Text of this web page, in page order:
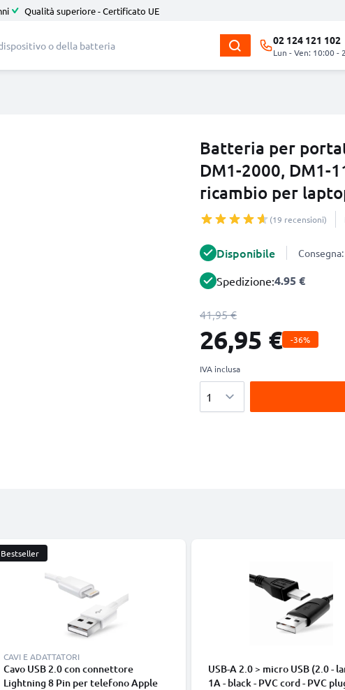
Qualità superiore - Certificato UE
02 124 121 102
Lun - Ven: 10:00 -
Batteria per
DM1-2000, DM1-
ricambio per
(19 recensioni)
Disponibile
Spedizione:4.95 €
41,95 €
26,95 € -36%
IVA inclusa
Bestseller
CAVI E ADATTATORI
Cavo USB 2.0 con connettore
Lightning 8 Pin per telefono Apple
USB-A 2.0 > micro USB (2.0 -
1A - black - PVC cord - PVC